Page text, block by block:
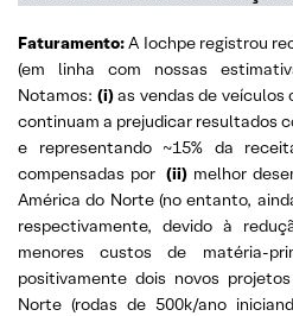
Faturamento:A Iochpe registrou
(em linha com nossas
Notamos: (i)as vendas de veículos
continuam a prejudicar resultados
e representando ~15% da
compensadas por (ii) melhor
América do Norte (no entanto,
respectivamente, devido à
menores custos de matéria-
positivamente dois novos
Norte (rodas de 500k/ano